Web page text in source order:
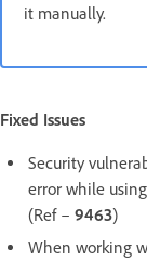
it manually.
Fixed Issues
Security
error while
(Ref – 9463)
When working